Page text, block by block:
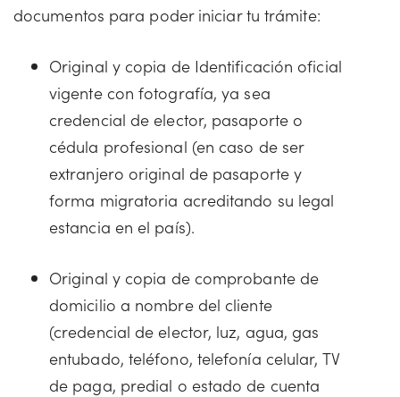
documentos para poder iniciar tu trámite:
Original y copia de Identificación oficial
vigente con fotografía, ya sea
credencial de elector, pasaporte o
cédula profesional (en caso de ser
extranjero original de pasaporte y
forma migratoria acreditando su legal
estancia en el país).
Original y copia de comprobante de
domicilio a nombre del cliente
(credencial de elector, luz, agua, gas
entubado, teléfono, telefonía celular, TV
de paga, predial o estado de cuenta